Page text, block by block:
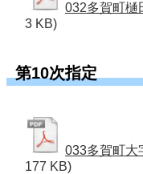
032多賀町樋
3 KB)
第10次指定
033多賀町大
177 KB)